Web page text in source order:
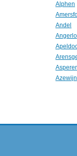
Alphen
Andel
Angerlo
Azewijn